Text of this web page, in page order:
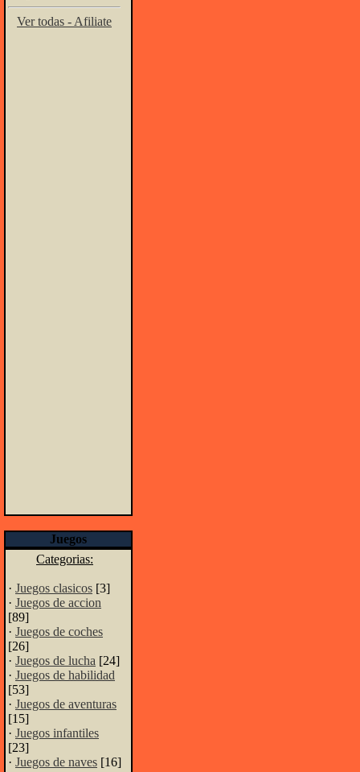
Ver todas - Afiliate
Juegos
Categorias:
· Juegos clasicos [3]
· Juegos de accion
[89]
· Juegos de coches
[26]
· Juegos de lucha [24]
· Juegos de habilidad
[53]
· Juegos de aventuras
[15]
· Juegos infantiles
[23]
· Juegos de naves [16]